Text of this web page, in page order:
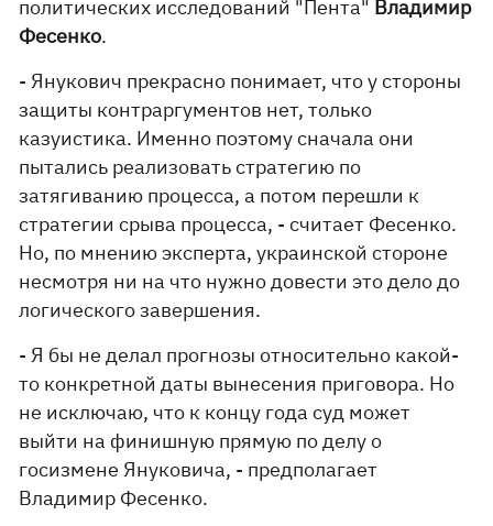
политических исследований "Пента" Владимир
Фесенко.
- Янукович прекрасно понимает, что у стороны
защиты контраргументов нет, только
казуистика. Именно поэтому сначала они
пытались реализовать стратегию по
затягиванию процесса, а потом перешли к
стратегии срыва процесса, - считает Фесенко.
Но, по мнению эксперта, украинской стороне
несмотря ни на что нужно довести это дело до
логического завершения.
- Я бы не делал прогнозы относительно какой-
то конкретной даты вынесения приговора. Но
не исключаю, что к концу года суд может
выйти на финишную прямую по делу о
госизмене Януковича, - предполагает
Владимир Фесенко.